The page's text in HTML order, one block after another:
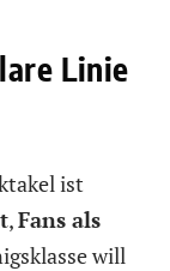
Linie
ist
,Fans als
will